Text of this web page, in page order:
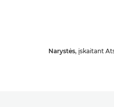
Narystės, įskaitant